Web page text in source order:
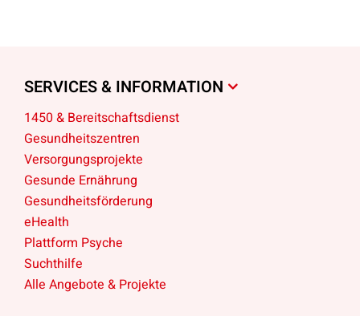
SERVICES & INFORMATION
1450 & Bereitschaftsdienst
Gesundheitszentren
Versorgungsprojekte
Gesunde Ernährung
Gesundheitsförderung
eHealth
Plattform Psyche
Suchthilfe
Alle Angebote & Projekte